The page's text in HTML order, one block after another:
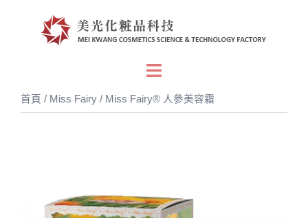
Toggle
首頁 / Miss Fairy / Miss Fairy® 人參美容霜